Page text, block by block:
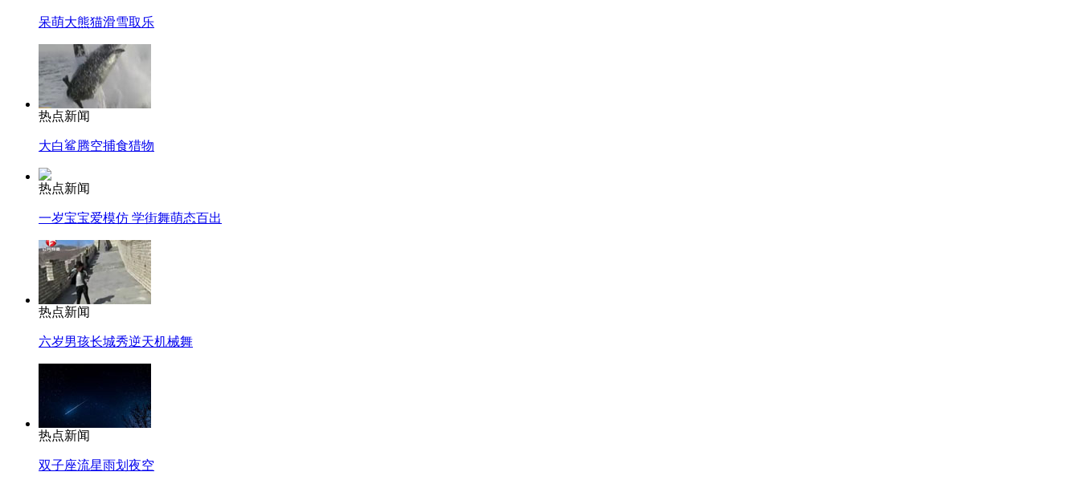
呆萌大熊猫滑雪取乐
热点新闻
大白鲨腾空捕食猎物
热点新闻
一岁宝宝爱模仿 学街舞萌态百出
热点新闻
六岁男孩长城秀逆天机械舞
热点新闻
双子座流星雨划夜空